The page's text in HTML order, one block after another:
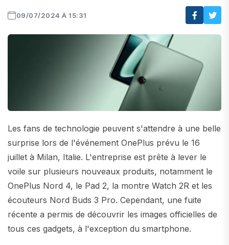
09/07/2024 À 15:31
Les fans de technologie peuvent s'attendre à une belle
surprise lors de l'événement OnePlus prévu le 16
juillet à Milan, Italie. L'entreprise est prête à lever le
voile sur plusieurs nouveaux produits, notamment le
OnePlus Nord 4, le Pad 2, la montre Watch 2R et les
écouteurs Nord Buds 3 Pro. Cependant, une fuite
récente a permis de découvrir les images officielles de
tous ces gadgets, à l'exception du smartphone.